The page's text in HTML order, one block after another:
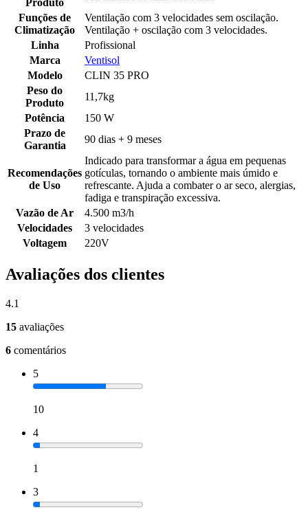
Produto
Funções de
Climatização
Ventilação com 3 velocidades sem oscilação.
Ventilação + oscilação com 3 velocidades.
Linha
Profissional
Marca
Ventisol
Modelo
CLIN 35 PRO
Peso do
Produto
11,7kg
Potência
150 W
Prazo de
Garantia
90 dias + 9 meses
Recomendações
de Uso
Indicado para transformar a água em pequenas
gotículas, tornando o ambiente mais úmido e
refrescante. Ajuda a combater o ar seco, alergias,
fadiga e transpiração excessiva.
Vazão de Ar
4.500 m3/h
Velocidades
3 velocidades
Voltagem
220V
Avaliações dos clientes
4.1
15 avaliações
6 comentários
5
10
4
1
3